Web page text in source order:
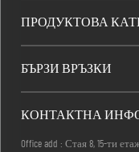
ПРОДУКТОВА
БЪРЗИ ВРЪЗКИ
КОНТАКТНА
Office add : Стая 8, 15-ти